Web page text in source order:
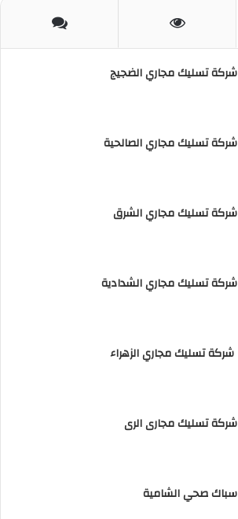
RSS
شركة تسليك مجاري الضجيج
شركة تسليك مجاري الصالحية
شركة تسليك مجاري الشرق
شركة تسليك مجاري الشدادية
شركة تسليك مجاري الزهراء
شركة تسليك مجارى الرى
سباك صحي الشامية